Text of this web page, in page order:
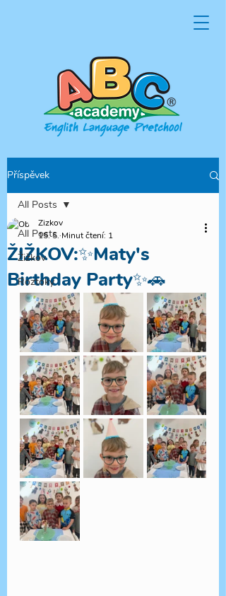
Příspěvek
All Posts
Žižkov
Roztoky
All Posts
ŽIŽKOV:✨Maty's
Birthday Party✨🚗
Zizkov
15. 5. Minut čtení: 1